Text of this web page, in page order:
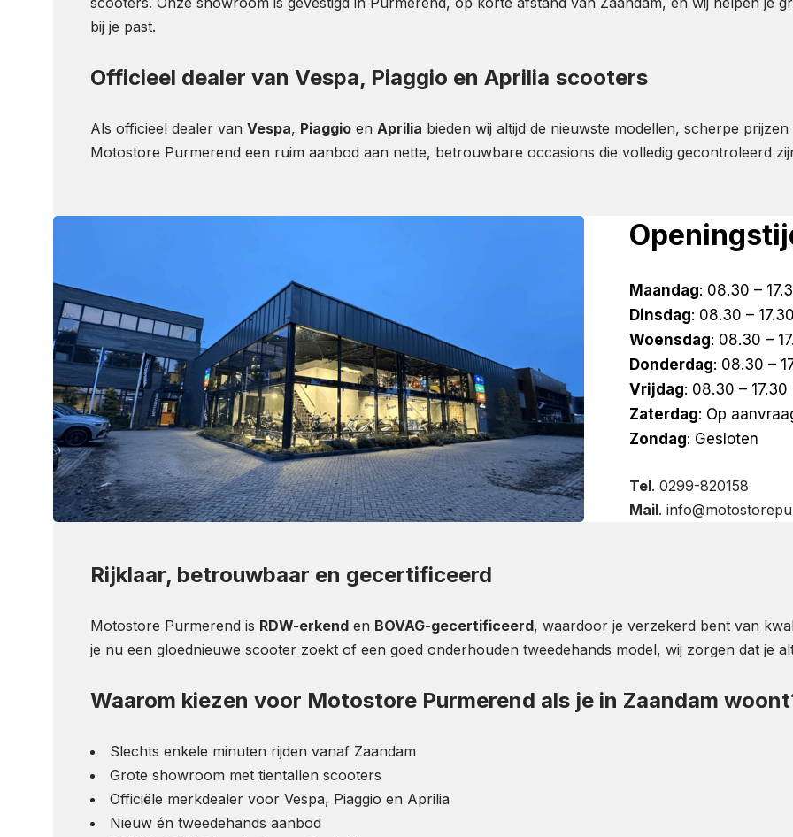
bij je past.
Officieel dealer van Vespa, Piaggio en Aprilia scooters
Als officieel dealer van Vespa, Piaggio en Aprilia bieden wij altijd de nieuwste modellen, scherpe
Motostore Purmerend een ruim aanbod aan nette, betrouwbare occasions die volledig gecontroleerd
Maandag: 08.30 –
Dinsdag: 08.30 –
Woensdag: 08.30 –
Donderdag: 08.30 –
Vrijdag: 08.30 – 17.30
Zaterdag: Op
Zondag: Gesloten
Tel. 0299-820158
Mail.
Rijklaar, betrouwbaar en gecertificeerd
Motostore Purmerend is RDW-erkend en BOVAG-gecertificeerd, waardoor je verzekerd bent van
je nu een gloednieuwe scooter zoekt of een goed onderhouden tweedehands model, wij zorgen dat je
Waarom kiezen voor Motostore Purmerend als je in Zaandam
Slechts enkele minuten rijden vanaf Zaandam
Grote showroom met tientallen scooters
Officiële merkdealer voor Vespa, Piaggio en Aprilia
Nieuw én tweedehands aanbod